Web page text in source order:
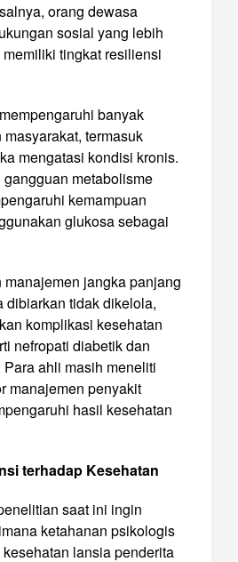
orang dewasa
sosial yang lebih
tingkat resiliensi
banyak
termasuk
mengatasi kondisi kronis.
metabolisme
kemampuan
glukosa sebagai
manajemen jangka panjang
dibiarkan tidak dikelola,
komplikasi kesehatan
nefropati diabetik dan
ahli masih meneliti
manajemen penyakit
hasil kesehatan
terhadap Kesehatan
saat ini ingin
ketahanan psikologis
lansia penderita